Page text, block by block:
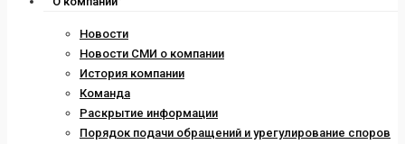
Новости
Новости СМИ о компании
История компании
Команда
Раскрытие информации
Порядок подачи обращений и урегулирование споров